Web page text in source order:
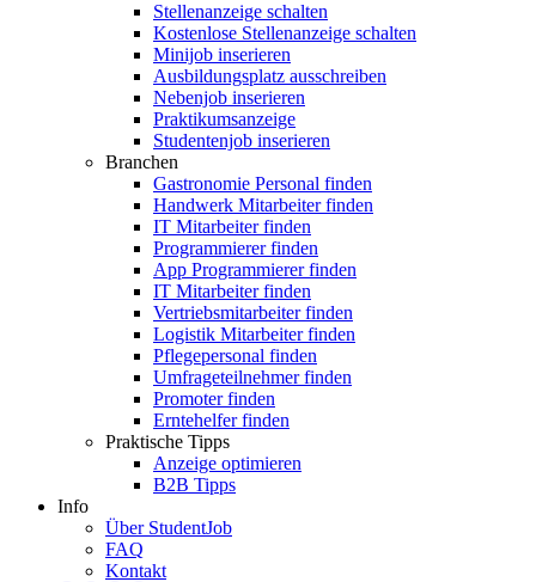
Stellenanzeige schalten
Kostenlose Stellenanzeige schalten
Minijob inserieren
Ausbildungsplatz ausschreiben
Nebenjob inserieren
Praktikumsanzeige
Studentenjob inserieren
Branchen
Gastronomie Personal finden
Handwerk Mitarbeiter finden
IT Mitarbeiter finden
Programmierer finden
App Programmierer finden
IT Mitarbeiter finden
Vertriebsmitarbeiter finden
Logistik Mitarbeiter finden
Pflegepersonal finden
Umfrageteilnehmer finden
Promoter finden
Erntehelfer finden
Praktische Tipps
Anzeige optimieren
B2B Tipps
Info
Über StudentJob
FAQ
Kontakt